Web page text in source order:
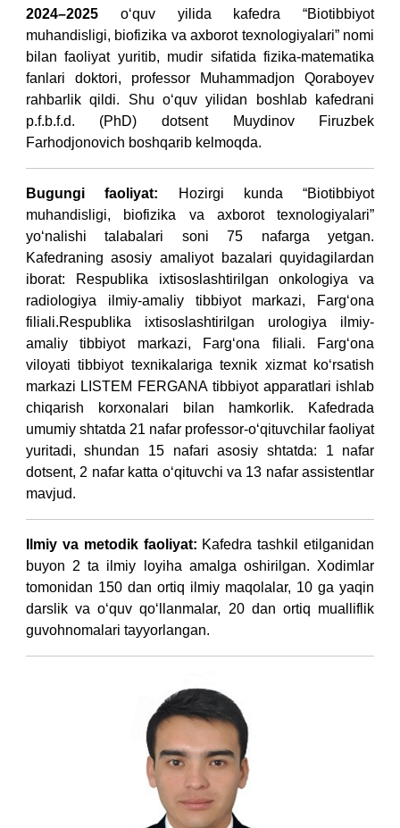
2024–2025o‘quv yilida kafedra “Biotibbiyot
muhandisligi, biofizika va axborot texnologiyalari” nomi
bilan faoliyat yuritib, mudir sifatida fizika-matematika
fanlari doktori, professor Muhammadjon Qoraboyev
rahbarlik qildi. Shu o‘quv yilidan boshlab kafedrani
p.f.b.f.d. (PhD) dotsent Muydinov Firuzbek
Farhodjonovich boshqarib kelmoqda.
Bugungi faoliyat:
Hozirgi kunda “Biotibbiyot
muhandisligi, biofizika va axborot texnologiyalari”
yo‘nalishi talabalari soni 75 nafarga yetgan.
Kafedraning asosiy amaliyot bazalari quyidagilardan
iborat:
Respublika ixtisoslashtirilgan onkologiya va
radiologiya ilmiy-amaliy tibbiyot markazi, Farg‘ona
filiali.Respublika ixtisoslashtirilgan urologiya ilmiy-
amaliy tibbiyot markazi, Farg‘ona filiali.
Farg‘ona
viloyati tibbiyot texnikalariga texnik xizmat ko‘rsatish
markazi LISTEM FERGANA tibbiyot apparatlari ishlab
chiqarish korxonalari bilan hamkorlik.
Kafedrada
umumiy shtatda 21 nafar professor-o‘qituvchilar faoliyat
yuritadi, shundan 15 nafari asosiy shtatda: 1 nafar
dotsent, 2 nafar katta o‘qituvchi va 13 nafar assistentlar
mavjud.
Ilmiy va metodik faoliyat: Kafedra tashkil etilganidan
buyon 2 ta ilmiy loyiha amalga oshirilgan. Xodimlar
tomonidan 150 dan ortiq ilmiy maqolalar, 10 ga yaqin
darslik va o‘quv qo‘llanmalar, 20 dan ortiq mualliflik
guvohnomalari tayyorlangan.